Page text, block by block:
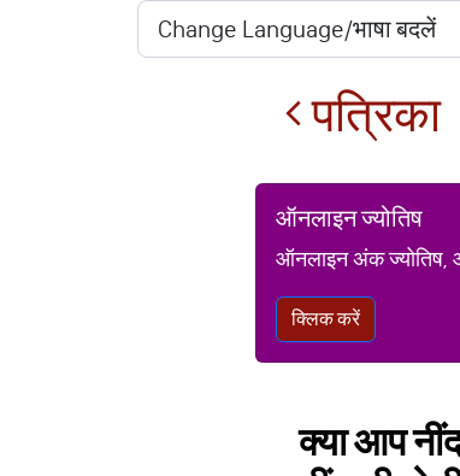
पत्रिका
ऑनलाइन ज्योतिष
ऑनलाइन अंक ज्योतिष,
क्लिक करें
क्या आप